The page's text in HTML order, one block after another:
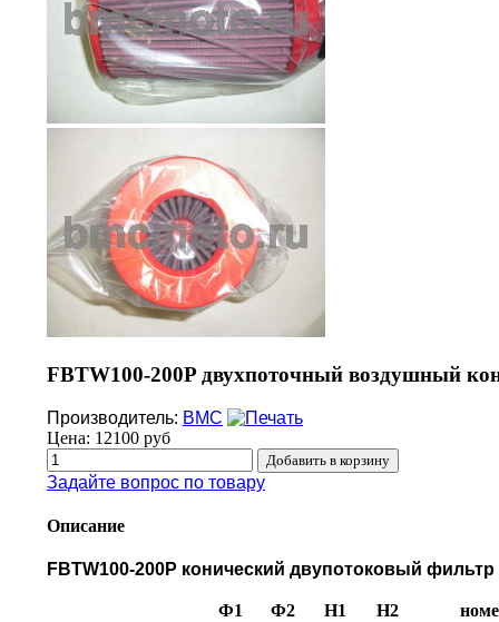
FBTW100-200P двухпоточный воздушный
Производитель: BMC
Цена: 12100 руб
Задайте вопрос по товару
Описание
FBTW100-200P конический двупотоковый фильтр
Ф1 Ф2 H1 H2